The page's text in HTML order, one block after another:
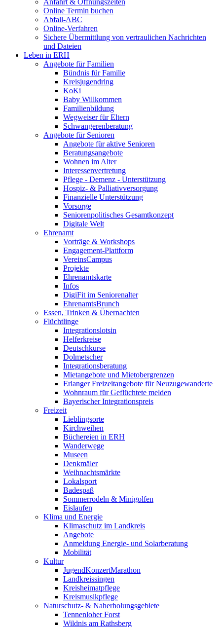
Anfahrt & Öffnungszeiten
Online Termin buchen
Abfall-ABC
Online-Verfahren
Sichere Übermittlung von vertraulichen Nachrichten
und Dateien
Leben in ERH
Angebote für Familien
Bündnis für Familie
Kreisjugendring
KoKi
Baby Willkommen
Familienbildung
Wegweiser für Eltern
Schwangerenberatung
Angebote für Senioren
Angebote für aktive Senioren
Beratungsangebote
Wohnen im Alter
Interessenvertretung
Pflege - Demenz - Unterstützung
Hospiz- & Palliativversorgung
Finanzielle Unterstützung
Vorsorge
Seniorenpolitisches Gesamtkonzept
Digitale Welt
Ehrenamt
Vorträge & Workshops
Engagement-Plattform
VereinsCampus
Projekte
Ehrenamtskarte
Infos
DigiFit im Seniorenalter
EhrenamtsBrunch
Essen, Trinken & Übernachten
Flüchtlinge
Integrationslotsin
Helferkreise
Deutschkurse
Dolmetscher
Integrationsberatung
Mietangebote und Mietobergrenzen
Erlanger Freizeitangebote für Neuzugewanderte
Wohnraum für Geflüchtete melden
Bayerischer Integrationspreis
Freizeit
Lieblingsorte
Kirchweihen
Büchereien in ERH
Wanderwege
Museen
Denkmäler
Weihnachtsmärkte
Lokalsport
Badespaß
Sommerrodeln & Minigolfen
Eislaufen
Klima und Energie
Klimaschutz im Landkreis
Angebote
Anmeldung Energie- und Solarberatung
Mobilität
Kultur
JugendKonzertMarathon
Landkreissingen
Kreisheimatpflege
Kreismusikpflege
Naturschutz- & Naherholungsgebiete
Tennenloher Forst
Wildnis am Rathsberg